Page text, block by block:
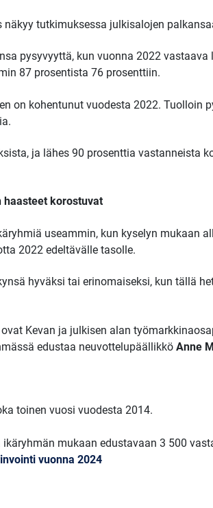
tutkimuksessa julkisalojen
pysyvyyttä, kun vuonna 2022
87 prosentista 76 prosenttiin.
on kohentunut vuodesta 2022. Tuolloin
ja lähes 90 prosenttia vastanneista
haasteet korostuvat
useammin, kun kyselyn mukaan
2022 edeltävälle tasolle.
hyväksi tai erinomaiseksi, kun tällä
Kevan ja julkisen alan
edustaa neuvottelupäällikkö Anne
toinen vuosi vuodesta 2014.
mukaan edustavaan 3 500
vuonna 2024